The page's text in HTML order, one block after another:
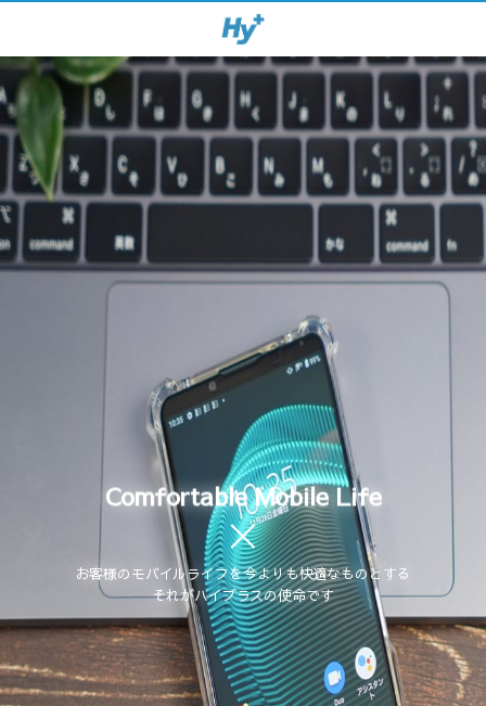
Comfortable Mobile Life
お客様のモバイルライフを今よりも快適なものとする
それがハイプラスの使命です